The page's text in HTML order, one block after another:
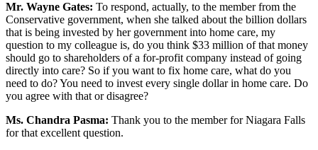
Mr. Wayne Gates: To respond, actually, to the member from the
Conservative government, when she talked about the billion dollars
that is being invested by her government into home care, my
question to my colleague is, do you think $33 million of that money
should go to shareholders of a for-profit company instead of going
directly into care? So if you want to fix home care, what do you
need to do? You need to invest every single dollar in home care. Do
you agree with that or disagree?
Ms. Chandra Pasma: Thank you to the member for Niagara Falls
for that excellent question.